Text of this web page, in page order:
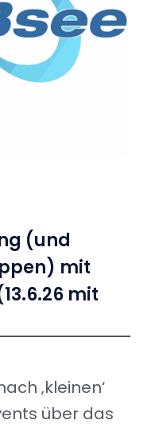
(und
mit
mit
‚kleinen‘
über das